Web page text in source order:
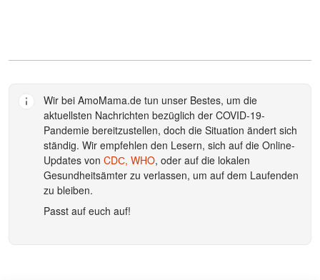
Wir bei AmoMama.de tun unser Bestes, um die
aktuellsten Nachrichten bezüglich der COVID-19-
Pandemie bereitzustellen, doch die Situation ändert sich
ständig. Wir empfehlen den Lesern, sich auf die Online-
Updates von CDС, WHO, oder auf die lokalen
Gesundheitsämter zu verlassen, um auf dem Laufenden
zu bleiben.
Passt auf euch auf!